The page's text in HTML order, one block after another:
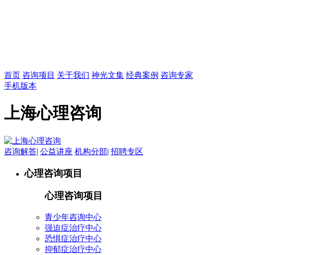
首页 咨询项目 关于我们 神光文集 经典案例 咨询专家
手机版本
上海心理咨询
咨询解答| 公益讲座 机构分部| 招聘专区
心理咨询项目
心理咨询项目
青少年咨询中心
强迫症治疗中心
恐惧症治疗中心
抑郁症治疗中心